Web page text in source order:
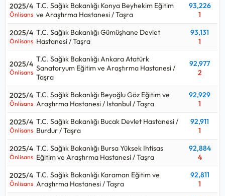
2025/4
Önlisans
T.C. Sağlık Bakanlığı Konya Beyhekim Eğitim
ve Araştırma Hastanesi / Taşra
93,226
1
2025/4
Önlisans
T.C. Sağlık Bakanlığı Gümüşhane Devlet
Hastanesi / Taşra
93,131
1
2025/4
Önlisans
T.C. Sağlık Bakanlığı Ankara Atatürk
Sanatoryum Eğitim ve Araştırma Hastanesi /
Taşra
92,977
2
2025/4
Önlisans
T.C. Sağlık Bakanlığı Beyoğlu Göz Eğitim ve
Araştırma Hastanesi / Istanbul / Taşra
92,929
1
2025/4
Önlisans
T.C. Sağlık Bakanlığı Bucak Devlet Hastanesi /
Burdur / Taşra
92,911
1
2025/4
Önlisans
T.C. Sağlık Bakanlığı Bursa Yüksek Ihtisas
Eğitim ve Araştırma Hastanesi / Taşra
92,884
4
2025/4
Önlisans
T.C. Sağlık Bakanlığı Karaman Eğitim ve
Araştırma Hastanesi / Taşra
92,811
1